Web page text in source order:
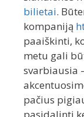
bilietai.
kompaniją
paaiškinti,
metu gali
svarbiausia
pačius